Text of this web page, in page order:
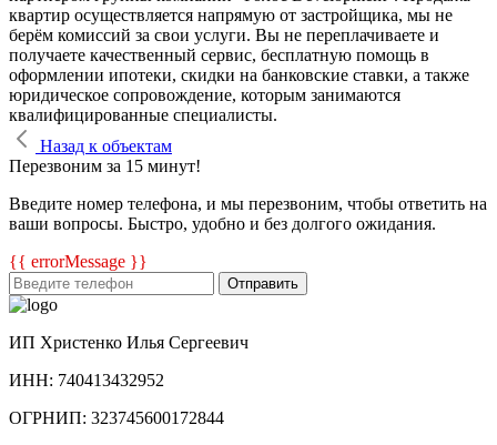
квартир осуществляется напрямую от застройщика, мы не
берём комиссий за свои услуги. Вы не переплачиваете и
получаете качественный сервис, бесплатную помощь в
оформлении ипотеки, скидки на банковские ставки, а также
юридическое сопровождение, которым занимаются
квалифицированные специалисты.
Назад к объектам
Перезвоним за 15 минут!
Введите номер телефона, и мы перезвоним, чтобы ответить на
ваши вопросы. Быстро, удобно и без долгого ожидания.
{{ errorMessage }}
Отправить
ИП Христенко Илья Сергеевич
ИНН: 740413432952
ОГРНИП: 323745600172844